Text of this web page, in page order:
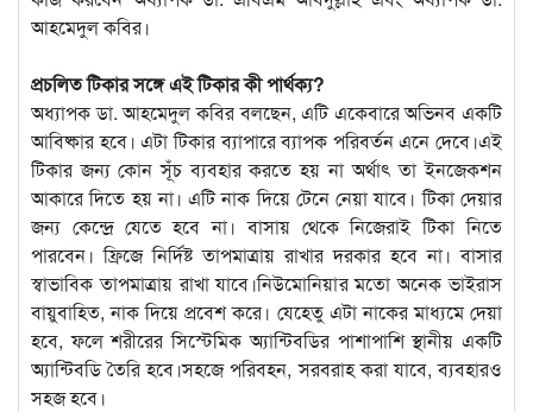
আহমেদুল কবির।
প্রচলিত টিকার সঙ্গে এই টিকার কী পার্থক্য?
অধ্যাপক ডা. আহমেদুল কবির বলছেন, এটি একেবারে অভিনব একটি
আবিষ্কার হবে। এটা টিকার ব্যাপারে ব্যাপক পরিবর্তন এনে দেবে।এই
টিকার জন্য কোন সূঁচ ব্যবহার করতে হয় না অর্থাৎ তা ইনজেকশন
আকারে দিতে হয় না। এটি নাক দিয়ে টেনে নেয়া যাবে। টিকা দেয়ার
জন্য কেন্দ্রে যেতে হবে না। বাসায় থেকে নিজেরাই টিকা নিতে
পারবেন। ফ্রিজে নির্দিষ্ট তাপমাত্রায় রাখার দরকার হবে না। বাসার
স্বাভাবিক তাপমাত্রায় রাখা যাবে।নিউমোনিয়ার মতো অনেক ভাইরাস
বায়ুবাহিত, নাক দিয়ে প্রবেশ করে। যেহেতু এটা নাকের মাধ্যমে দেয়া
হবে, ফলে শরীরের সিস্টেমিক অ্যান্টিবডির পাশাপাশি স্থানীয় একটি
অ্যান্টিবডি তৈরি হবে।সহজে পরিবহন, সরবরাহ করা যাবে, ব্যবহারও
সহজ হবে।